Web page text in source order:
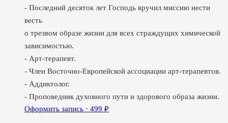
- Последний десяток лет Господь вручил миссию нести
весть
о трезвом образе жизни для всех страждущих химической
зависимостью.
- Арт-терапевт.
- Член Восточно-Европейской ассоциации арт-терапевтов.
- Аддиктолог.
- Проповедник духовного пути и здорового образа жизни.
Оформить запись · 499 ₽